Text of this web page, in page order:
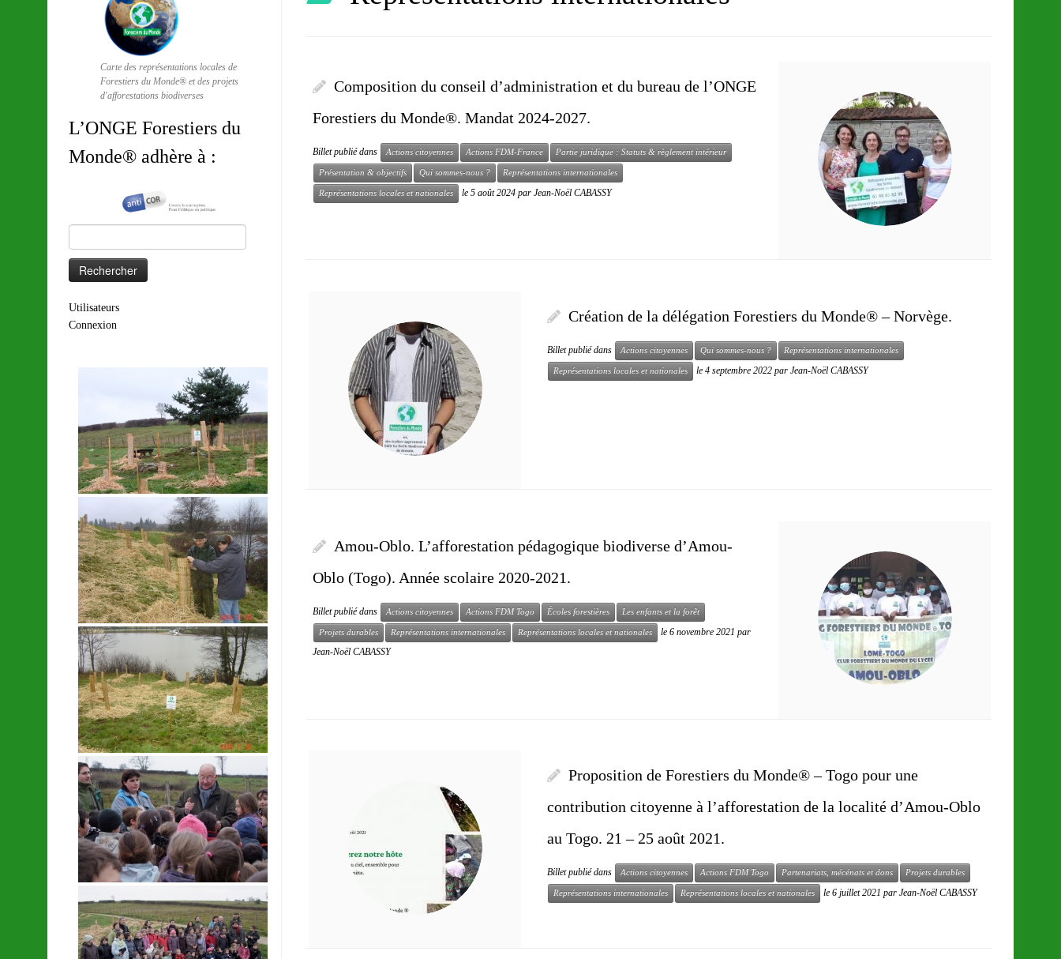
Carte des représentations locales de
Forestiers du Monde® et des projets
d'afforestations biodiverses
L’ONGE Forestiers du
Monde® adhère à :
Utilisateurs
Connexion
Composition du conseil d’administration et du bureau de l’ONGE
Forestiers du Monde®. Mandat 2024-2027.
Billet publié dans Actions citoyennes Actions FDM-France Partie juridique : Statuts & règlement intérieur
Présentation & objectifs Qui sommes-nous ? Représentations internationales
Représentations locales et nationales le 5 août 2024 par Jean-Noël CABASSY
Création de la délégation Forestiers du Monde® – Norvège.
Billet publié dans Actions citoyennes Qui sommes-nous ? Représentations internationales
Représentations locales et nationales le4 septembre 2022 parJean-Noël CABASSY
Amou-Oblo. L’afforestation pédagogique biodiverse d’Amou-
Oblo (Togo). Année scolaire 2020-2021.
Billet publié dans Actions citoyennes Actions FDM Togo Écoles forestières Les enfants et la forêt
Projets durables Représentations internationales Représentations locales et nationales le 6 novembre 2021 par
Jean-Noël CABASSY
Proposition de Forestiers du Monde® – Togo pour une
contribution citoyenne à l’afforestation de la localité d’Amou-Oblo
au Togo. 21 – 25 août 2021.
Billet publié dans Actions citoyennes Actions FDM Togo Partenariats, mécénats et dons Projets durables
Représentations internationales Représentations locales et nationales le6 juillet 2021 parJean-Noël CABASSY